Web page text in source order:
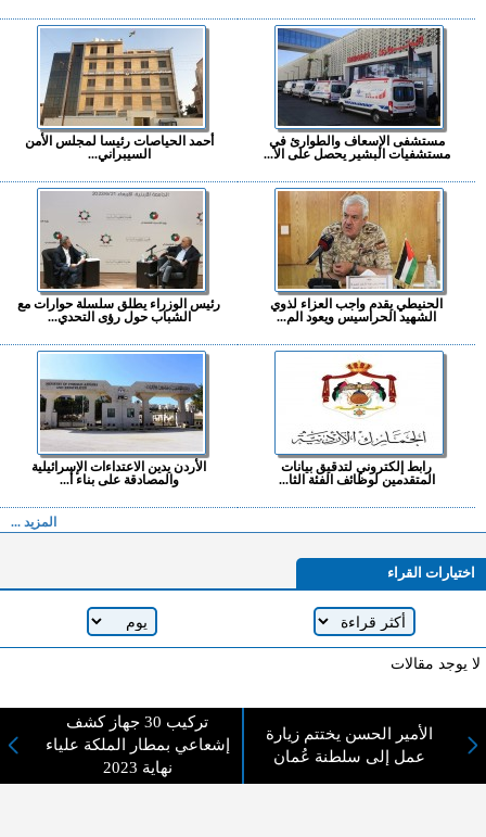
مستشفى الإسعاف والطوارئ في
مستشفيات البشير يحصل على الا...
أحمد الحياصات رئيسا لمجلس الأمن
السيبراني...
الحنيطي يقدم واجب العزاء لذوي
الشهيد الحراسيس ويعود الم...
رئيس الوزراء يطلق سلسلة حوارات مع
الشباب حول رؤى التحدي...
رابط إلكتروني لتدقيق بيانات
المتقدمين لوظائف الفئة الثا...
الأردن يدين الاعتداءات الإسرائيلية
والمصادقة على بناء أ...
المزيد ...
اختيارات القراء
لا يوجد مقالات
الأمير الحسن يختتم زيارة
عمل إلى سلطنة عُمان
تركيب 30 جهاز كشف
إشعاعي بمطار الملكة علياء
نهاية 2023
لا مانع من الإقتباس وإعادة النشر شريط ذكر المصدر ( المدينة نيوز ) - الآراء والتعليقات
المنشورة تعبر عن رأي أصحابها فقط